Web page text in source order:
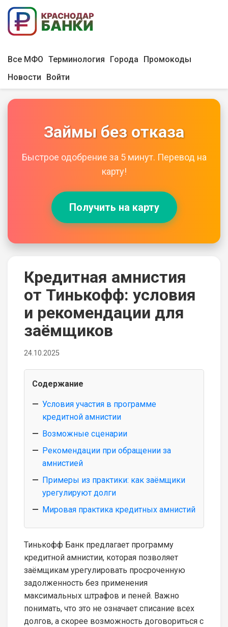
Все МФО Терминология Города
Промокоды
Новости
Войти
Займы без отказа
Быстрое одобрение за 5 минут. Перевод на
карту!
Получить на карту
Кредитная амнистия
от Тинькофф: условия
и рекомендации для
заёмщиков
24.10.2025
Содержание
Условия участия в программе
кредитной амнистии
Возможные сценарии
Рекомендации при обращении за
амнистией
Примеры из практики: как заёмщики
урегулируют долги
Мировая практика кредитных амнистий
Тинькофф Банк предлагает программу
кредитной амнистии, которая позволяет
заёмщикам урегулировать просроченную
задолженность без применения
максимальных штрафов и пеней. Важно
понимать, что это не означает списание всех
долгов, а скорее возможность договориться с